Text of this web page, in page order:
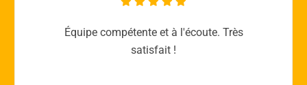
Merci yellow365.work pour votre expertise!